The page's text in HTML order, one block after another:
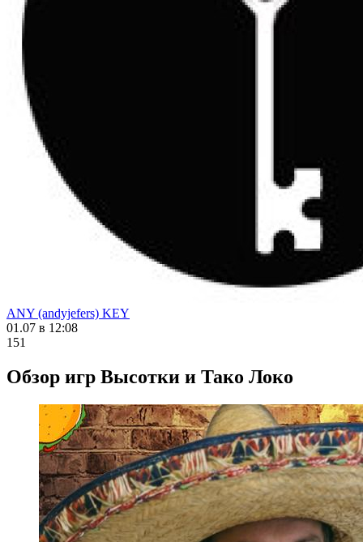
ANY (andyjefers) KEY
01.07 в 12:08
151
Обзор игр Высотки и Тако Локо